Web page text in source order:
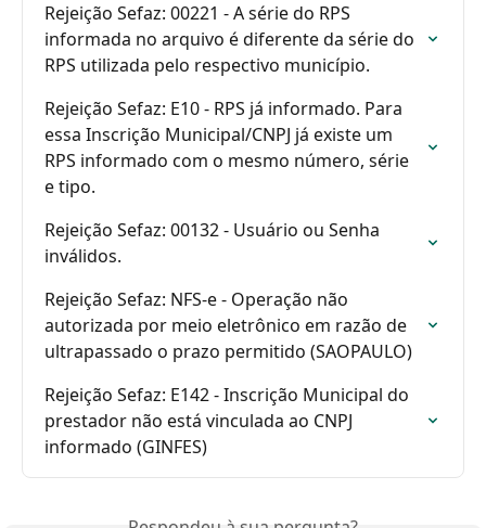
Rejeição Sefaz: 00221 - A série do RPS
informada no arquivo é diferente da série do
RPS utilizada pelo respectivo município.
Rejeição Sefaz: E10 - RPS já informado. Para
essa Inscrição Municipal/CNPJ já existe um
RPS informado com o mesmo número, série
e tipo.
Rejeição Sefaz: 00132 - Usuário ou Senha
inválidos.
Rejeição Sefaz: NFS-e - Operação não
autorizada por meio eletrônico em razão de
ultrapassado o prazo permitido (SAOPAULO)
Rejeição Sefaz: E142 - Inscrição Municipal do
prestador não está vinculada ao CNPJ
informado (GINFES)